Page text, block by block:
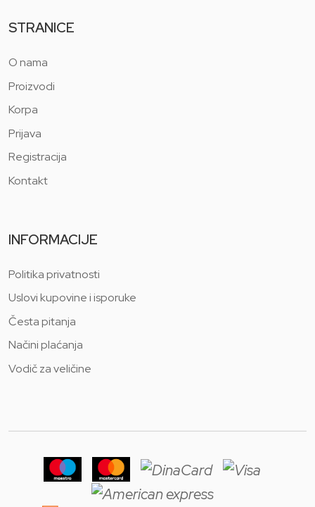
STRANICE
O nama
Proizvodi
Korpa
Prijava
Registracija
Kontakt
INFORMACIJE
Politika privatnosti
Uslovi kupovine i isporuke
Česta pitanja
Načini plaćanja
Vodič za veličine